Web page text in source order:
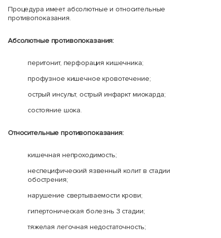
Процедура имеет абсолютные и относительные
противопоказания.
Абсолютные противопоказания:
перитонит, перфорация кишечника;
профузное кишечное кровотечение;
острый инсульт, острый инфаркт миокарда;
состояние шока.
Относительные противопоказания:
кишечная непроходимость;
неспецифический язвенный колит в стадии
обострения;
нарушение свертываемости крови;
гипертоническая болезнь 3 стадии;
тяжелая легочная недостаточность;